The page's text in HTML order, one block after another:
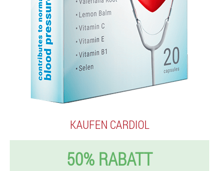
KAUFEN CARDIOL
50% RABATT